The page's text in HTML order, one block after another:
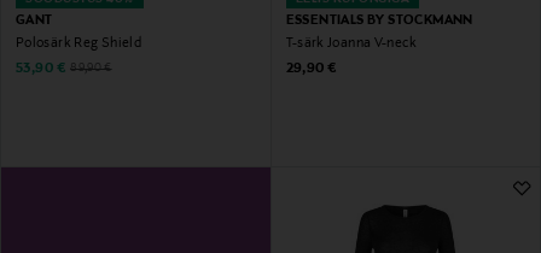
GANT
Polosärk Reg Shield
Discounted Price
53,90 € Original Price
89,90 €
ESSENTIALS BY STOCKMANN
T-särk Joanna V-neck
Original Price
29,90 €